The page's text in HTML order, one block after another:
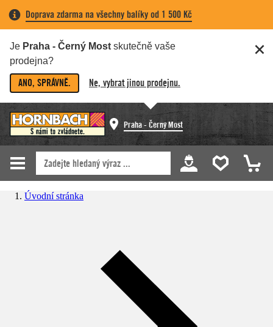
Doprava zdarma na všechny balíky od 1 500 Kč
Je Praha - Černý Most skutečně vaše
prodejna?
ANO, SPRÁVNĚ. Ne, vybrat jinou prodejnu.
Praha - Černý Most
Úvodní stránka